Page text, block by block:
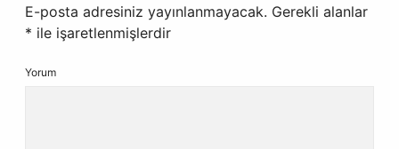
E-posta adresiniz yayınlanmayacak. Gerekli alanlar
* ile işaretlenmişlerdir
Yorum